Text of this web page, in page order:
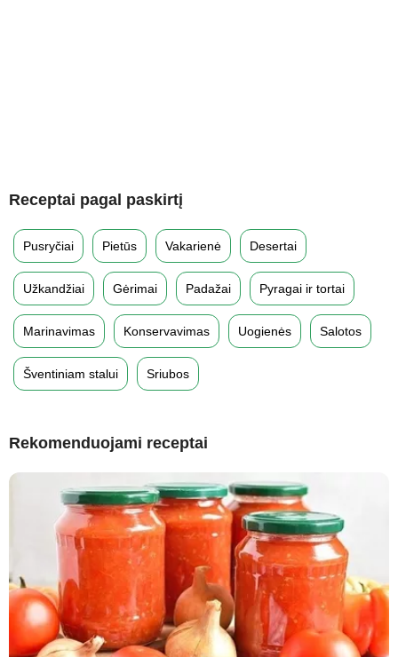
Receptai pagal paskirtį
Pusryčiai Pietūs Vakarienė Desertai
Užkandžiai Gėrimai Padažai Pyragai ir tortai
Marinavimas Konservavimas Uogienės Salotos
Šventiniam stalui Sriubos
Rekomenduojami receptai